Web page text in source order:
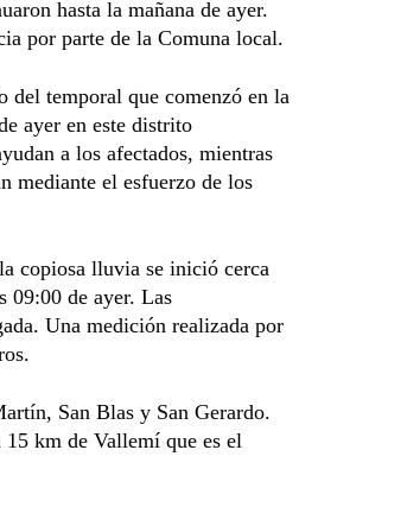
hasta la mañana de ayer.
por parte de la Comuna local.
del temporal que comenzó en la
ayer en este distrito
a los afectados, mientras
mediante el esfuerzo de los
copiosa lluvia se inició cerca
09:00 de ayer. Las
Una medición realizada por
San Blas y San Gerardo.
km de Vallemí que es el